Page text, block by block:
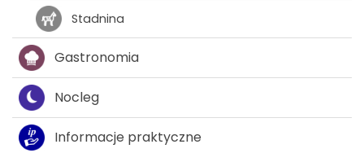
Stadnina
Gastronomia
Nocleg
Informacje praktyczne